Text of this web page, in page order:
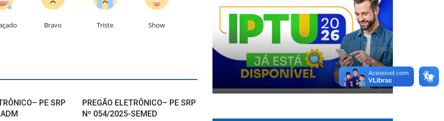
Bravo Triste Show
PE SRP
PREGÃO ELETRÔNICO– PE SRP
Nº 054/2025-SEMED